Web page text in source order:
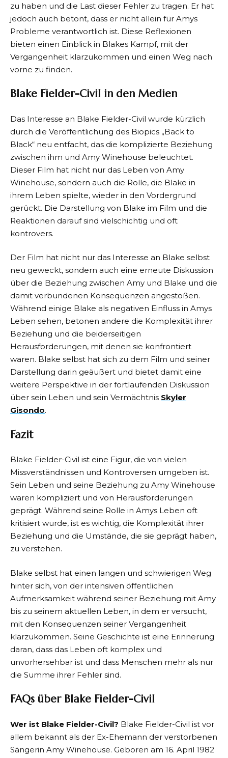
zu haben und die Last dieser Fehler zu tragen. Er hat
jedoch auch betont, dass er nicht allein für Amys
Probleme verantwortlich ist. Diese Reflexionen
bieten einen Einblick in Blakes Kampf, mit der
Vergangenheit klarzukommen und einen Weg nach
vorne zu finden.
Blake Fielder-Civil in den Medien
Das Interesse an Blake Fielder-Civil wurde kürzlich
durch die Veröffentlichung des Biopics „Back to
Black“ neu entfacht, das die komplizierte Beziehung
zwischen ihm und Amy Winehouse beleuchtet.
Dieser Film hat nicht nur das Leben von Amy
Winehouse, sondern auch die Rolle, die Blake in
ihrem Leben spielte, wieder in den Vordergrund
gerückt. Die Darstellung von Blake im Film und die
Reaktionen darauf sind vielschichtig und oft
kontrovers.
Der Film hat nicht nur das Interesse an Blake selbst
neu geweckt, sondern auch eine erneute Diskussion
über die Beziehung zwischen Amy und Blake und die
damit verbundenen Konsequenzen angestoßen.
Während einige Blake als negativen Einfluss in Amys
Leben sehen, betonen andere die Komplexität ihrer
Beziehung und die beiderseitigen
Herausforderungen, mit denen sie konfrontiert
waren. Blake selbst hat sich zu dem Film und seiner
Darstellung darin geäußert und bietet damit eine
weitere Perspektive in der fortlaufenden Diskussion
über sein Leben und sein Vermächtnis Skyler
Gisondo.
Fazit
Blake Fielder-Civil ist eine Figur, die von vielen
Missverständnissen und Kontroversen umgeben ist.
Sein Leben und seine Beziehung zu Amy Winehouse
waren kompliziert und von Herausforderungen
geprägt. Während seine Rolle in Amys Leben oft
kritisiert wurde, ist es wichtig, die Komplexität ihrer
Beziehung und die Umstände, die sie geprägt haben,
zu verstehen.
Blake selbst hat einen langen und schwierigen Weg
hinter sich, von der intensiven öffentlichen
Aufmerksamkeit während seiner Beziehung mit Amy
bis zu seinem aktuellen Leben, in dem er versucht,
mit den Konsequenzen seiner Vergangenheit
klarzukommen. Seine Geschichte ist eine Erinnerung
daran, dass das Leben oft komplex und
unvorhersehbar ist und dass Menschen mehr als nur
die Summe ihrer Fehler sind.
FAQs über Blake Fielder-Civil
Wer ist Blake Fielder-Civil? Blake Fielder-Civil ist vor
allem bekannt als der Ex-Ehemann der verstorbenen
Sängerin Amy Winehouse. Geboren am 16. April 1982